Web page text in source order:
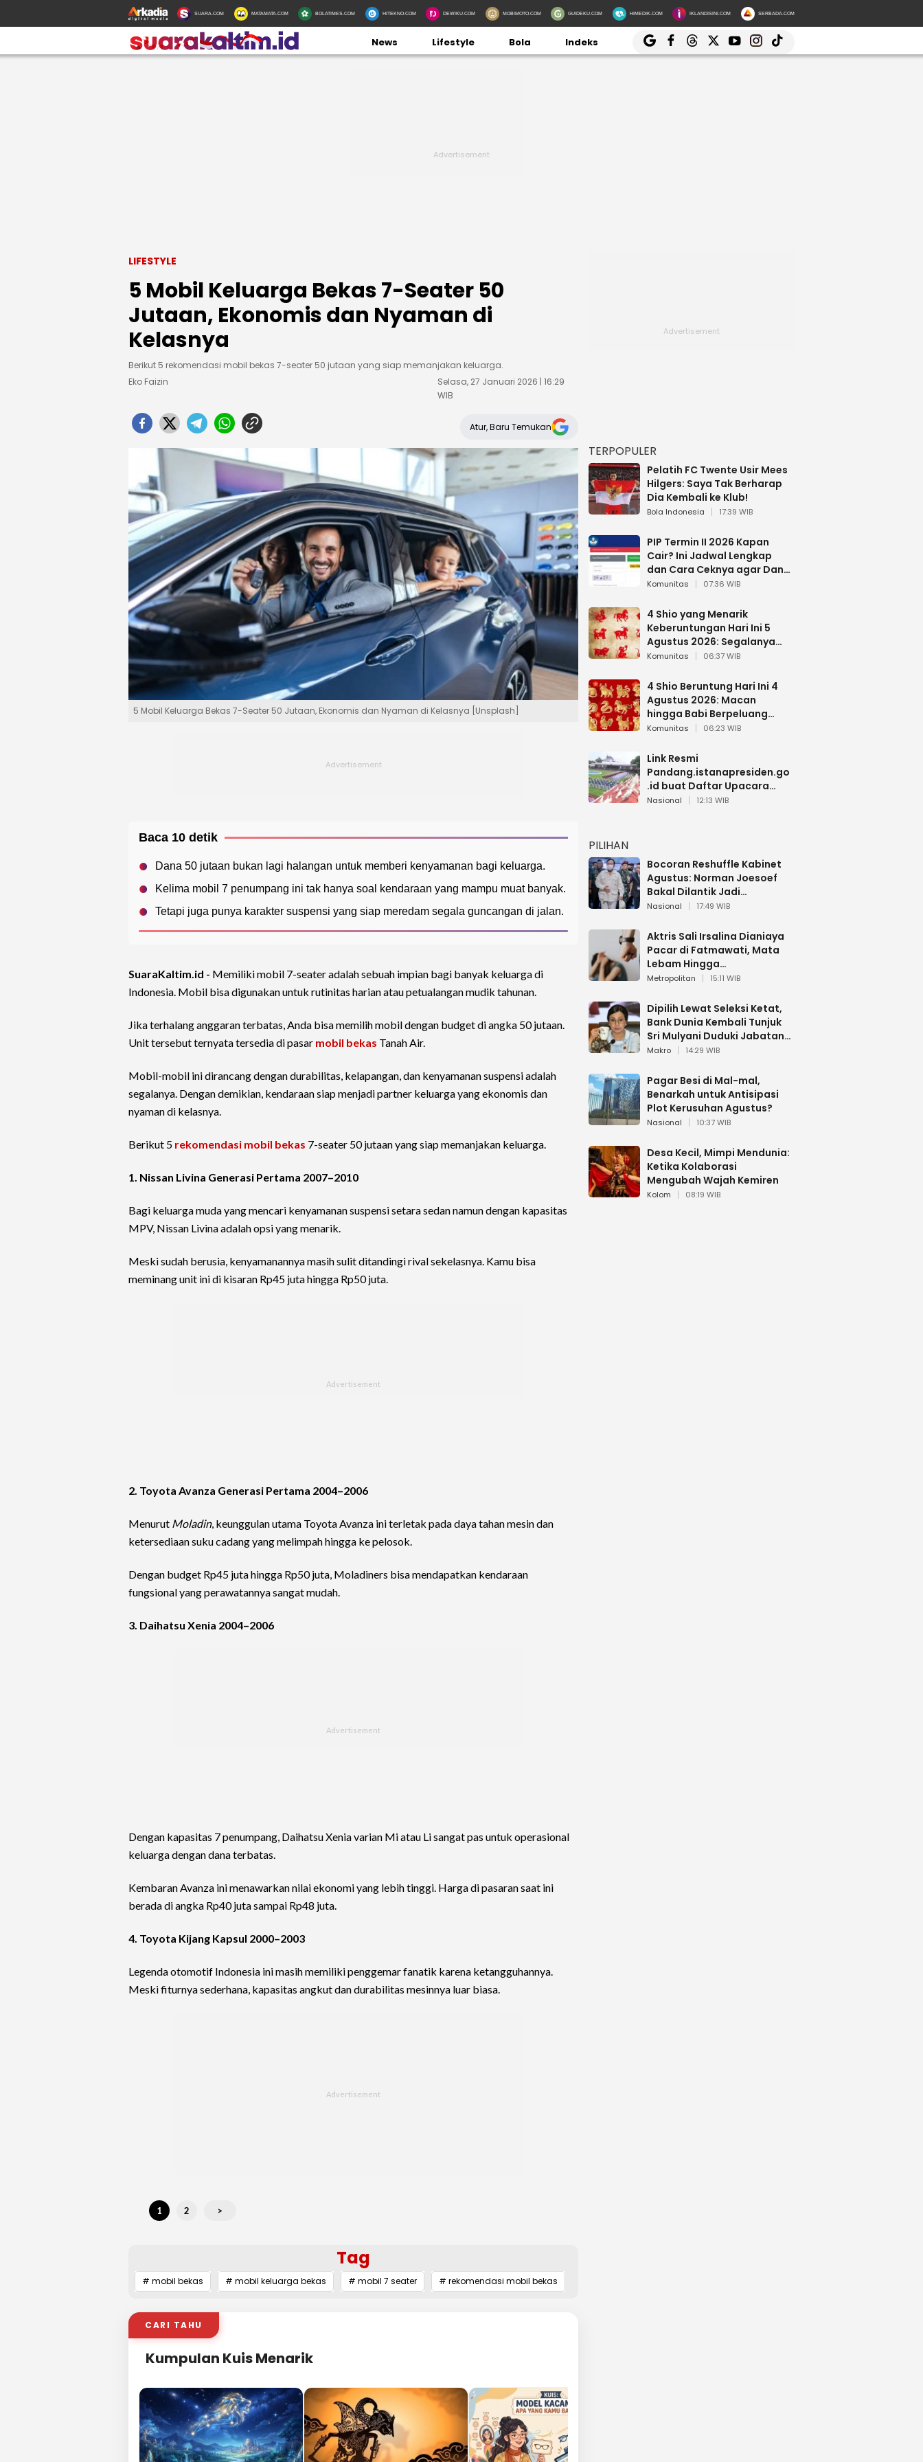
SUARA.COM MATAMATA.COM BOLATIMES.COM HITEKNO.COM DEWIKU.COM MOBIMOTO.COM GUIDEKU.COM HIMEDIK.COM IKLANDISINI.COM SERBADA.COM
News Lifestyle Bola Indeks
LIFESTYLE
5 Mobil Keluarga Bekas 7-Seater 50
Jutaan, Ekonomis dan Nyaman di
Kelasnya
Berikut 5 rekomendasi mobil bekas 7-seater 50 jutaan yang siap memanjakan keluarga.
Eko Faizin
Selasa, 27 Januari 2026 | 16:29
WIB
Atur, Baru Temukan
5 Mobil Keluarga Bekas 7-Seater 50 Jutaan, Ekonomis dan Nyaman di Kelasnya [Unsplash]
Baca 10 detik
Dana 50 jutaan bukan lagi halangan untuk memberi kenyamanan bagi keluarga.
Kelima mobil 7 penumpang ini tak hanya soal kendaraan yang mampu muat banyak.
Tetapi juga punya karakter suspensi yang siap meredam segala guncangan di jalan.
SuaraKaltim.id - Memiliki mobil 7-seater adalah sebuah impian bagi banyak keluarga di
Indonesia. Mobil bisa digunakan untuk rutinitas harian atau petualangan mudik tahunan.
Jika terhalang anggaran terbatas, Anda bisa memilih mobil dengan budget di angka 50 jutaan.
Unit tersebut ternyata tersedia di pasar mobil bekas Tanah Air.
Mobil-mobil ini dirancang dengan durabilitas, kelapangan, dan kenyamanan suspensi adalah
segalanya. Dengan demikian, kendaraan siap menjadi partner keluarga yang ekonomis dan
nyaman di kelasnya.
Berikut 5 rekomendasi mobil bekas 7-seater 50 jutaan yang siap memanjakan keluarga.
1. Nissan Livina Generasi Pertama 2007–2010
Bagi keluarga muda yang mencari kenyamanan suspensi setara sedan namun dengan kapasitas
MPV, Nissan Livina adalah opsi yang menarik.
Meski sudah berusia, kenyamanannya masih sulit ditandingi rival sekelasnya. Kamu bisa
meminang unit ini di kisaran Rp45 juta hingga Rp50 juta.
2. Toyota Avanza Generasi Pertama 2004–2006
Menurut Moladin, keunggulan utama Toyota Avanza ini terletak pada daya tahan mesin dan
ketersediaan suku cadang yang melimpah hingga ke pelosok.
Dengan budget Rp45 juta hingga Rp50 juta, Moladiners bisa mendapatkan kendaraan
fungsional yang perawatannya sangat mudah.
3. Daihatsu Xenia 2004–2006
Dengan kapasitas 7 penumpang, Daihatsu Xenia varian Mi atau Li sangat pas untuk operasional
keluarga dengan dana terbatas.
Kembaran Avanza ini menawarkan nilai ekonomi yang lebih tinggi. Harga di pasaran saat ini
berada di angka Rp40 juta sampai Rp48 juta.
4. Toyota Kijang Kapsul 2000–2003
Legenda otomotif Indonesia ini masih memiliki penggemar fanatik karena ketangguhannya.
Meski fiturnya sederhana, kapasitas angkut dan durabilitas mesinnya luar biasa.
1 2 >
Tag
# mobil bekas # mobil keluarga bekas # mobil 7 seater # rekomendasi mobil bekas
CARI TAHU
Kumpulan Kuis Menarik
TERPOPULER
Pelatih FC Twente Usir Mees
Hilgers: Saya Tak Berharap
Dia Kembali ke Klub!
Bola Indonesia 17:39 WIB
PIP Termin II 2026 Kapan
Cair? Ini Jadwal Lengkap
dan Cara Ceknya agar Dana
Tidak Hangus!
Komunitas 07:36 WIB
4 Shio yang Menarik
Keberuntungan Hari Ini 5
Agustus 2026: Segalanya
Berjalan Lancar
Komunitas 06:37 WIB
4 Shio Beruntung Hari Ini 4
Agustus 2026: Macan
hingga Babi Berpeluang
Dapat Kabar Baik
Komunitas 06:23 WIB
Link Resmi
Pandang.istanapresiden.go
.id buat Daftar Upacara
Bendera HUT RI di Istana
Nasional 12:13 WIB
PILIHAN
Bocoran Reshuffle Kabinet
Agustus: Norman Joesoef
Bakal Dilantik Jadi
Wamenhan RI
Nasional 17:49 WIB
Aktris Sali Irsalina Dianiaya
Pacar di Fatmawati, Mata
Lebam Hingga
Diselamatkan Polantas
Metropolitan 15:11 WIB
Dipilih Lewat Seleksi Ketat,
Bank Dunia Kembali Tunjuk
Sri Mulyani Duduki Jabatan
Strategis
Makro 14:29 WIB
Pagar Besi di Mal-mal,
Benarkah untuk Antisipasi
Plot Kerusuhan Agustus?
Nasional 10:37 WIB
Desa Kecil, Mimpi Mendunia:
Ketika Kolaborasi
Mengubah Wajah Kemiren
Kolom 08:19 WIB